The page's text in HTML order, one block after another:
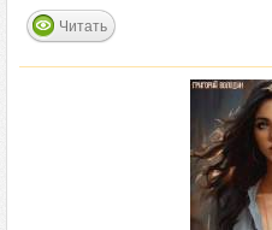
Читать